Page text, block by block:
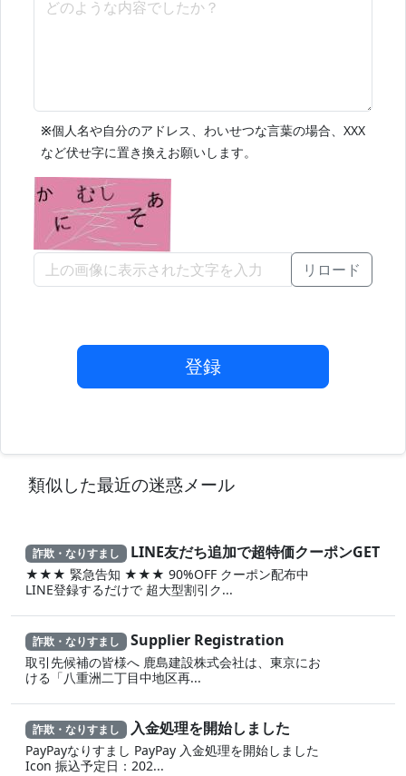
※個人名や自分のアドレス、わいせつな言葉の場合、XXX
など伏せ字に置き換えお願いします。
リロード
登録
類似した最近の迷惑メール
詐欺・なりすまし LINE友だち追加で超特価クーポンGET
★★★ 緊急告知 ★★★ 90%OFF クーポン配布中
LINE登録するだけで 超大型割引ク...
詐欺・なりすまし Supplier Registration
取引先候補の皆様へ 鹿島建設株式会社は、東京にお
ける「八重洲二丁目中地区再...
詐欺・なりすまし 入金処理を開始しました
PayPayなりすまし PayPay 入金処理を開始しました
Icon 振込予定日：202...